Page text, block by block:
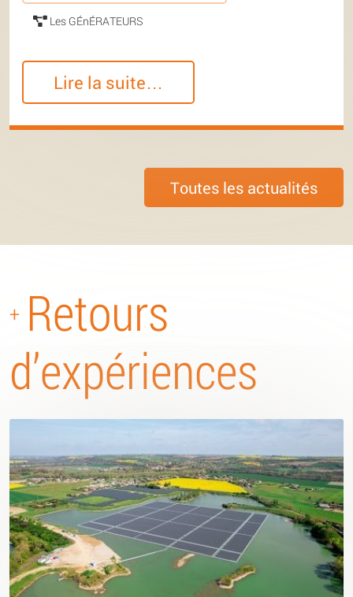
Les GÉnÉRATEURS
Lire la suite…
Toutes les actualités
+ Retours
d’expériences